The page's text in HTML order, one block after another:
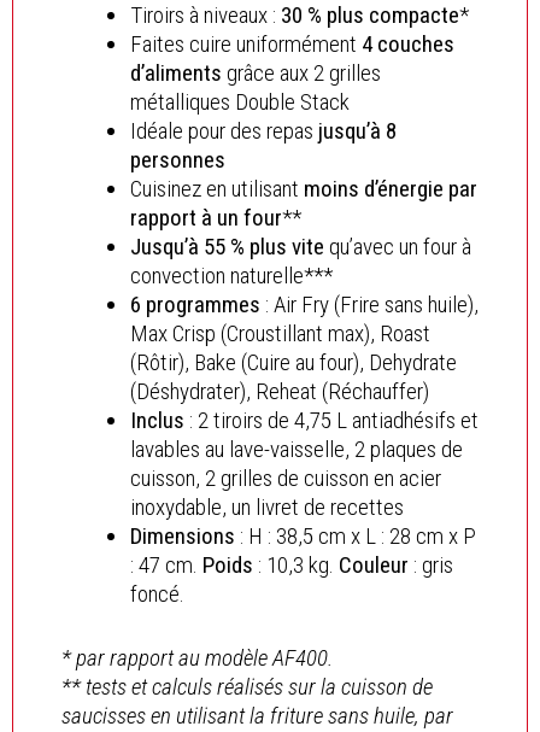
Tiroirs à niveaux : 30 % plus compacte*
Faites cuire uniformément 4 couches
d’aliments grâce aux 2 grilles
métalliques Double Stack
Idéale pour des repas jusqu’à 8
personnes
Cuisinez en utilisant moins d’énergie par
rapport à un four**
Jusqu’à 55 % plus vite qu’avec un four à
convection naturelle***
6 programmes : Air Fry (Frire sans huile),
Max Crisp (Croustillant max), Roast
(Rôtir), Bake (Cuire au four), Dehydrate
(Déshydrater), Reheat (Réchauffer)
Inclus : 2 tiroirs de 4,75 L antiadhésifs et
lavables au lave-vaisselle, 2 plaques de
cuisson, 2 grilles de cuisson en acier
inoxydable, un livret de recettes
Dimensions : H : 38,5 cm x L : 28 cm x P
: 47 cm. Poids : 10,3 kg. Couleur : gris
foncé.
* par rapport au modèle AF400.
** tests et calculs réalisés sur la cuisson de
saucisses en utilisant la friture sans huile, par